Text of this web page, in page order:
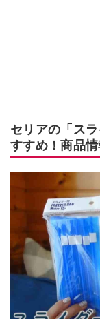
セリアの「ス
すすめ！商品